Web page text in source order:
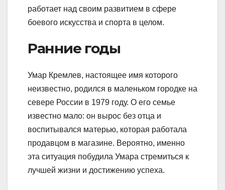
работает над своим развитием в сфере
боевого искусства и спорта в целом.
Ранние годы
Умар Кремлев, настоящее имя которого
неизвестно, родился в маленьком городке на
севере России в 1979 году. О его семье
известно мало: он вырос без отца и
воспитывался матерью, которая работала
продавцом в магазине. Вероятно, именно
эта ситуация побудила Умара стремиться к
лучшей жизни и достижению успеха.